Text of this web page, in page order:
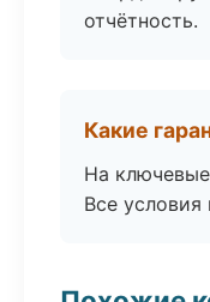
отчётность.
Какие
На
Все условия